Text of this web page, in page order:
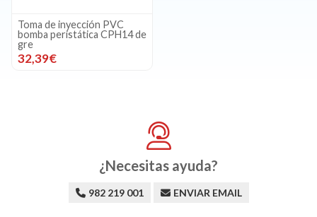
Toma de inyección PVC
bomba peristática CPH14 de
gre
32,39€
¿Necesitas ayuda?
982 219 001 ENVIAR EMAIL